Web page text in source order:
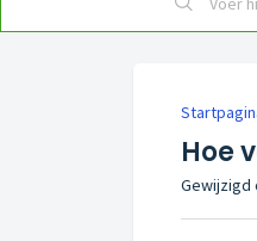
Hoe
Gewijzigd